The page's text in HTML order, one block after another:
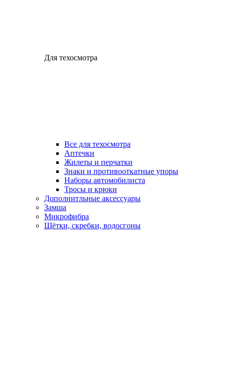
Для техосмотра
Все для техосмотра
Аптечки
Жилеты и перчатки
Знаки и противооткатные упоры
Наборы автомобилиста
Тросы и крюки
Дополнитльные аксессуары
Замша
Микрофибра
Щётки, скребки, водосгоны